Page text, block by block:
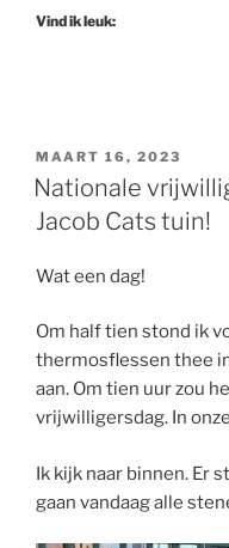
Vind ik leuk:
GEPLAATST
OP
MAART 16, 2023
Nationale
Jacob Cats tuin!
Wat een dag!
Om half tien stond ik
thermosflessen thee
aan. Om tien uur zou
vrijwilligersdag. In
Ik kijk naar binnen. Er
gaan vandaag alle